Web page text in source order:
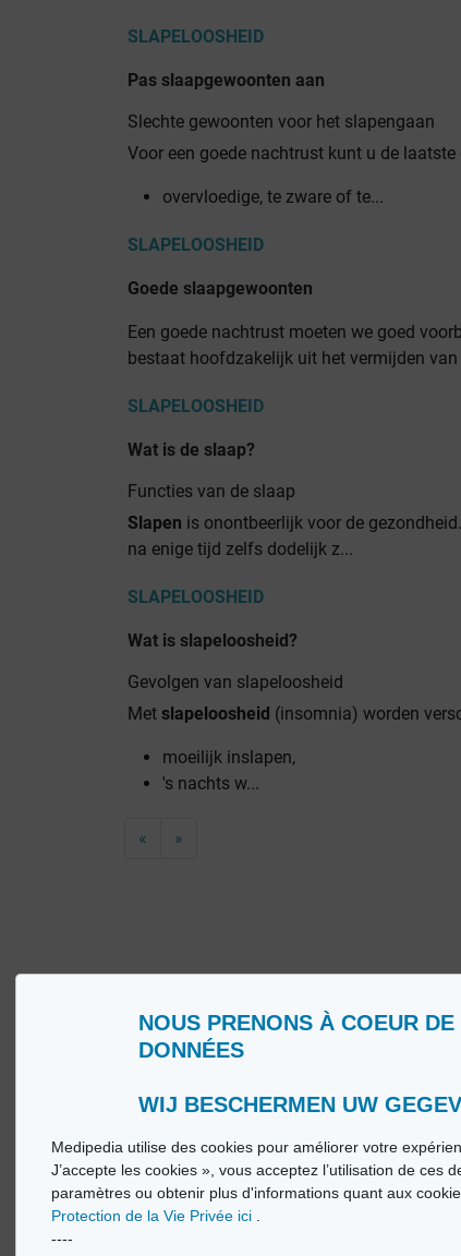
NOUS PRENONS À COEUR
DONNÉES
WIJ BESCHERMEN UW
Medipedia utilise des cookies pour améliorer votre
J’accepte les cookies », vous acceptez l’utilisation de ces
paramètres ou obtenir plus d'informations quant aux
Protection de la Vie Privée ici .
----
SLAPELOOSHEID
Pas slaapgewoonten aan
Slechte gewoonten voor het slapengaan
Voor een goede nachtrust kunt u de
overvloedige, te zware of te...
SLAPELOOSHEID
Goede slaapgewoonten
Een goede nachtrust moeten we goed
bestaat hoofdzakelijk uit het vermijden van
SLAPELOOSHEID
Wat is de slaap?
Functies van de slaap
Slapen is onontbeerlijk voor de
na enige tijd zelfs dodelijk z...
SLAPELOOSHEID
Wat is slapeloosheid?
Gevolgen van slapeloosheid
Met slapeloosheid (insomnia) worden
moeilijk inslapen,
's nachts w...
« »
Wie zijn wij?
Gebruiksvoorwaarden